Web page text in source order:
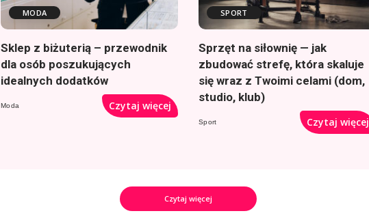
MODA
Sklep z biżuterią – przewodnik
dla osób poszukujących
idealnych dodatków
Moda Czytaj więcej
SPORT
Sprzęt na siłownię — jak
zbudować strefę, która skaluje
się wraz z Twoimi celami (dom,
studio, klub)
Sport Czytaj więcej
Czytaj więcej